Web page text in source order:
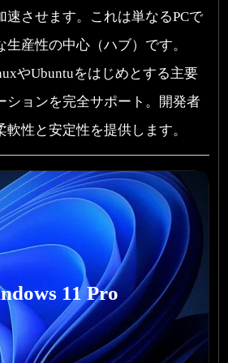
速させます。これは単なるPCで
産性の中心（ハブ）です。
やUbuntuをはじめとする主要
ションを完全サポート。開発者
性と安定性を提供します。
11 Pro